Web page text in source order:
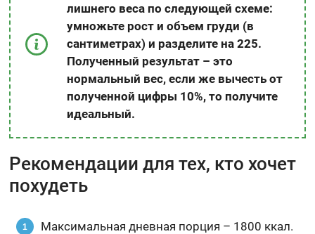
лишнего веса по следующей схеме:
умножьте рост и объем груди (в
сантиметрах) и разделите на 225.
Полученный результат – это
нормальный вес, если же вычесть от
полученной цифры 10%, то получите
идеальный.
Рекомендации для тех, кто хочет
похудеть
Максимальная дневная порция – 1800 ккал.